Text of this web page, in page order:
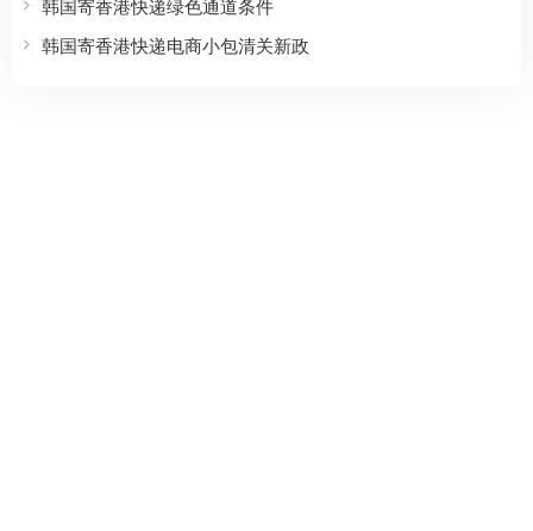
韩国寄香港快递绿色通道条件
韩国寄香港快递电商小包清关新政